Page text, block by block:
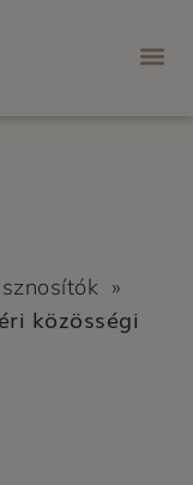
»
közösségi